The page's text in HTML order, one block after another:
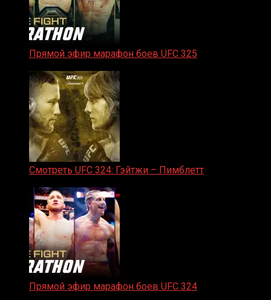
Прямой эфир марафон боев UFC 325
Смотреть UFC 324: Гэйтжи – Пимблетт
Прямой эфир марафон боев UFC 324